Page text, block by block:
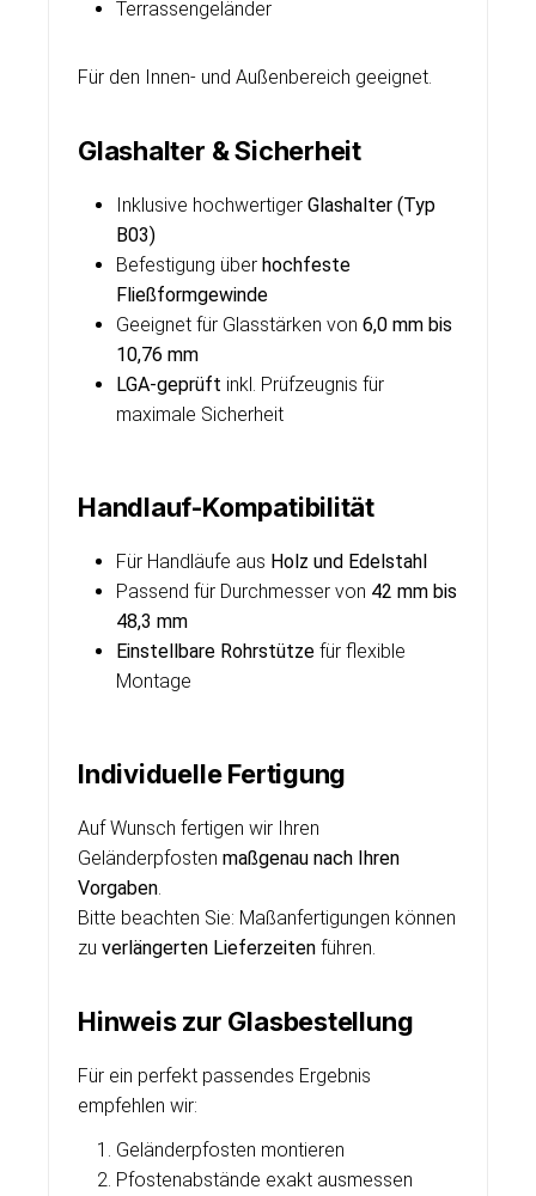
Terrassengeländer
Für den Innen- und Außenbereich geeignet.
Glashalter & Sicherheit
Inklusive hochwertiger Glashalter (Typ
B03)
Befestigung über hochfeste
Fließformgewinde
Geeignet für Glasstärken von 6,0 mm bis
10,76 mm
LGA-geprüft inkl. Prüfzeugnis für
maximale Sicherheit
Handlauf-Kompatibilität
Für Handläufe aus Holz und Edelstahl
Passend für Durchmesser von 42 mm bis
48,3 mm
Einstellbare Rohrstütze für flexible
Montage
Individuelle Fertigung
Auf Wunsch fertigen wir Ihren
Geländerpfosten maßgenau nach Ihren
Vorgaben.
Bitte beachten Sie: Maßanfertigungen können
zu verlängerten Lieferzeiten führen.
Hinweis zur Glasbestellung
Für ein perfekt passendes Ergebnis
empfehlen wir:
Geländerpfosten montieren
Pfostenabstände exakt ausmessen